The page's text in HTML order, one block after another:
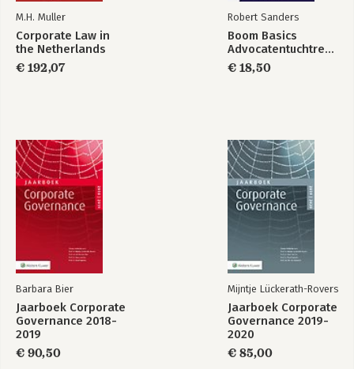
Bekijk alle boeken
M.H. Muller
Corporate Law in
the Netherlands
€ 192,07
Robert Sanders
Boom Basics
Advocatentuchtrecht
€ 18,50
Barbara Bier
Jaarboek Corporate
Governance 2018-
2019
€ 90,50
Mijntje Lückerath-Rovers
Jaarboek Corporate
Governance 2019-
2020
€ 85,00